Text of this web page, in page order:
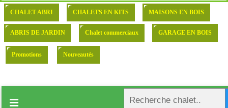
CHALET ABRI CHALETS EN KITS MAISONS EN BOIS
ABRIS DE JARDIN Chalet commerciaux GARAGE EN BOIS
Promotions Nouveautés
